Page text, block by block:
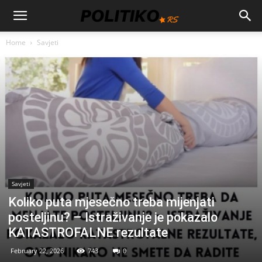
Home Savjeti
Savjeti
Koliko puta mjesečno treba mijenjati
posteljinu? – Istraživanje je pokazalo
KATASTROFALNE rezultate
February 22, 2026 743 0